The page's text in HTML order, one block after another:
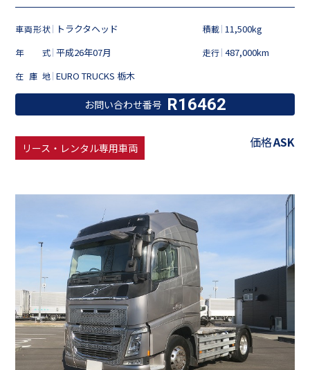
車両形状 トラクタヘッド 積載 11,500kg
年式 平成26年07月 走行 487,000km
在庫地 EURO TRUCKS 栃木
お問い合わせ番号 R16462
リース・レンタル専用車両 価格ASK